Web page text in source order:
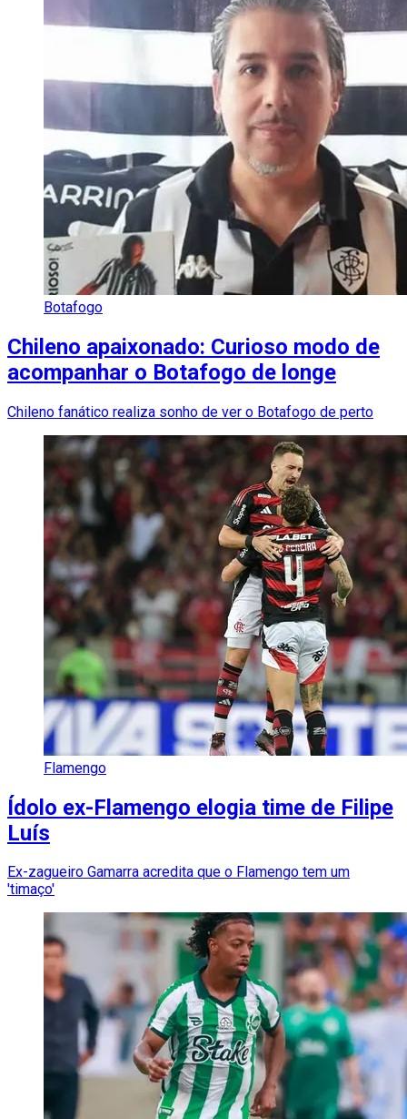
Botafogo
Chileno apaixonado: Curioso modo de
acompanhar o Botafogo de longe
Chileno fanático realiza sonho de ver o Botafogo de perto
Flamengo
Ídolo ex-Flamengo elogia time de Filipe
Luís
Ex-zagueiro Gamarra acredita que o Flamengo tem um
'timaço'